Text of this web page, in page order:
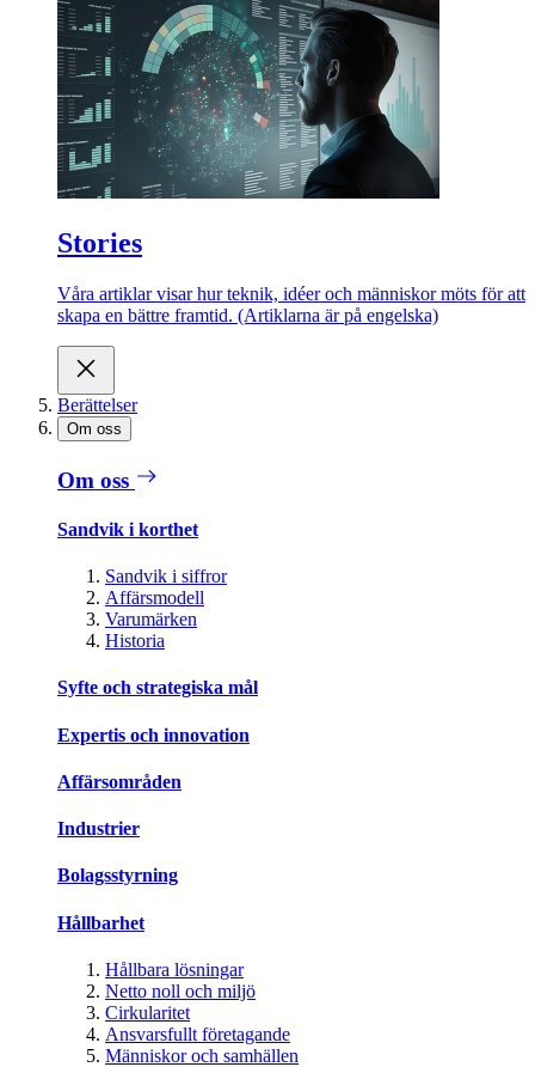
Stories
Våra artiklar visar hur teknik, idéer och människor möts för att
skapa en bättre framtid. (Artiklarna är på engelska)
Berättelser
Om oss
Om oss
Sandvik i korthet
Sandvik i siffror
Affärsmodell
Varumärken
Historia
Syfte och strategiska mål
Expertis och innovation
Affärsområden
Industrier
Bolagsstyrning
Hållbarhet
Hållbara lösningar
Netto noll och miljö
Cirkularitet
Ansvarsfullt företagande
Människor och samhällen